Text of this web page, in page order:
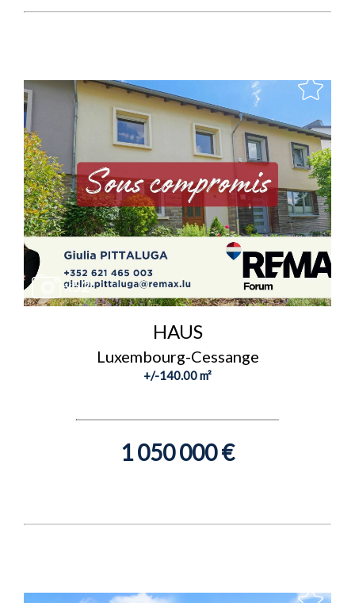
x52
HAUS
Luxembourg-Cessange
+/-140.00 m²
1 050 000 €